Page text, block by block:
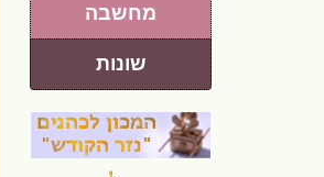
מחשבה
שונות